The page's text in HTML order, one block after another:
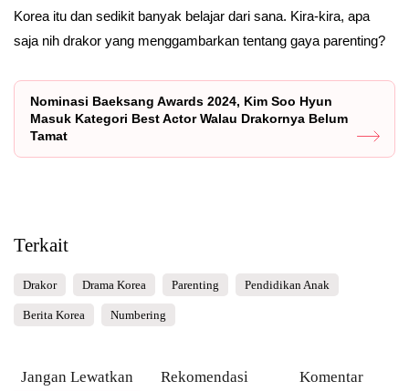
Korea itu dan sedikit banyak belajar dari sana. Kira-kira, apa
saja nih drakor yang menggambarkan tentang gaya parenting?
Nominasi Baeksang Awards 2024, Kim Soo Hyun
Masuk Kategori Best Actor Walau Drakornya Belum
Tamat
Terkait
Drakor Drama Korea Parenting Pendidikan Anak
Berita Korea Numbering
Jangan Lewatkan Rekomendasi Komentar